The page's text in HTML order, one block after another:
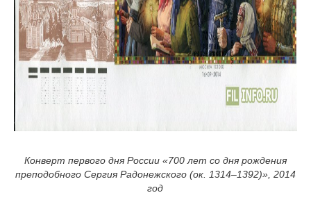
Конверт первого дня России «700 лет со дня рождения
преподобного Сергия Радонежского (ок. 1314–1392)», 2014
год